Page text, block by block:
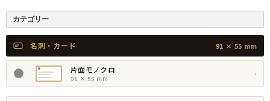
カテゴリー
名刺・カード 91 × 55 mm
片面モノクロ
91 × 55 mm
›